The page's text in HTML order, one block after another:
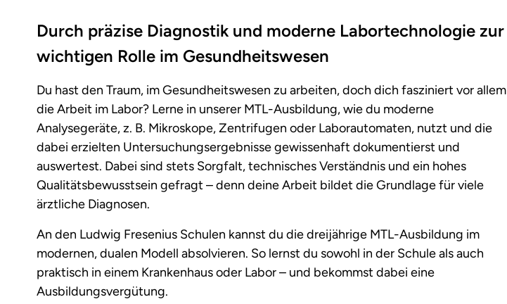
Durch präzise Diagnostik und moderne Labortechnologie zur
wichtigen Rolle im Gesundheitswesen
Du hast den Traum, im Gesundheitswesen zu arbeiten, doch dich fasziniert vor allem
die Arbeit im Labor? Lerne in unserer MTL-Ausbildung, wie du moderne
Analysegeräte, z. B. Mikroskope, Zentrifugen oder Laborautomaten, nutzt und die
dabei erzielten Untersuchungsergebnisse gewissenhaft dokumentierst und
auswertest. Dabei sind stets Sorgfalt, technisches Verständnis und ein hohes
Qualitätsbewusstsein gefragt – denn deine Arbeit bildet die Grundlage für viele
ärztliche Diagnosen.
An den Ludwig Fresenius Schulen kannst du die dreijährige MTL-Ausbildung im
modernen, dualen Modell absolvieren. So lernst du sowohl in der Schule als auch
praktisch in einem Krankenhaus oder Labor – und bekommst dabei eine
Ausbildungsvergütung.